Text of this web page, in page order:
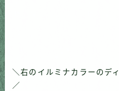
＼右のイルミナカラーのデ
／